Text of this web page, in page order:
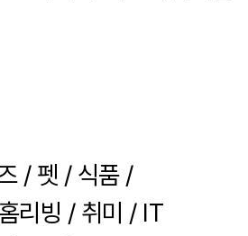
/ 펫 / 식품 /
리빙 / 취미 / IT